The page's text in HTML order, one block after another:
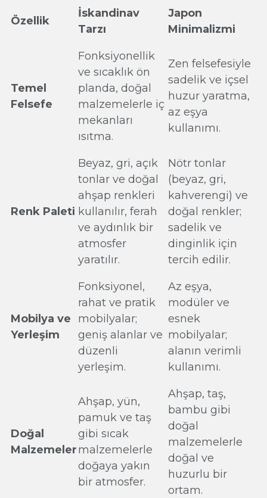
Özellik
İskandinav
Tarzı
Japon
Minimalizmi
Temel
Felsefe
Fonksiyonellik
ve sıcaklık ön
planda, doğal
malzemelerle iç
mekanları
ısıtma.
Zen felsefesiyle
sadelik ve içsel
huzur yaratma,
az eşya
kullanımı.
Renk Paleti
Beyaz, gri, açık
tonlar ve doğal
ahşap renkleri
kullanılır, ferah
ve aydınlık bir
atmosfer
yaratılır.
Nötr tonlar
(beyaz, gri,
kahverengi) ve
doğal renkler;
sadelik ve
dinginlik için
tercih edilir.
Mobilya ve
Yerleşim
Fonksiyonel,
rahat ve pratik
mobilyalar;
geniş alanlar ve
düzenli
yerleşim.
Az eşya,
modüler ve
esnek
mobilyalar;
alanın verimli
kullanımı.
Doğal
Malzemeler
Ahşap, yün,
pamuk ve taş
gibi sıcak
malzemelerle
doğaya yakın
bir atmosfer.
Ahşap, taş,
bambu gibi
doğal
malzemelerle
doğal ve
huzurlu bir
ortam.